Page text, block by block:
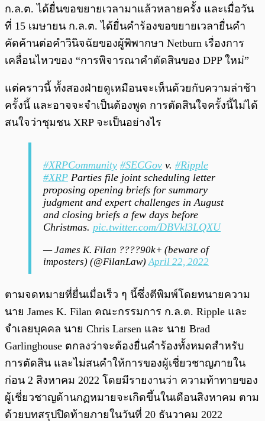
ก.ล.ต. ได้ยื่นขอขยายเวลามาแล้วหลายครั้ง และเมื่อวัน
ที่ 15 เมษายน ก.ล.ต. ได้ยื่นคำร้องขอขยายเวลายื่นคำ
คัดค้านต่อคำวินิจฉัยของผู้พิพากษา Netburn เรื่องการ
เคลื่อนไหวของ “การพิจารณาคำตัดสินของ DPP ใหม่”
แต่คราวนี้ ทั้งสองฝ่ายดูเหมือนจะเห็นด้วยกับความล่าช้า
ครั้งนี้ และอาจจะจำเป็นต้องพูด การตัดสินใจครั้งนี้ไม่ได้
สนใจว่าชุมชน XRP จะเป็นอย่างไร
#XRPCommunity #SECGov v. #Ripple
#XRP Parties file joint scheduling letter
proposing opening briefs for summary
judgment and expert challenges in August
and closing briefs a few days before
Christmas. pic.twitter.com/DBVkl3LQXU
— James K. Filan ????90k+ (beware of
imposters) (@FilanLaw)April 22, 2022
ตามจดหมายที่ยื่นเมื่อเร็ว ๆ นี้ซึ่งตีพิมพ์โดยทนายความ
นาย James K. Filan คณะกรรมการ ก.ล.ต. Ripple และ
จำเลยบุคคล นาย Chris Larsen และ นาย Brad
Garlinghouse ตกลงว่าจะต้องยื่นคำร้องทั้งหมดสำหรับ
การตัดสิน และไม่สนคำให้การของผู้เชี่ยวชาญภายใน
ก่อน 2 สิงหาคม 2022 โดยมีรายงานว่า ความท้าทายของ
ผู้เชี่ยวชาญด้านกฏหมายจะเกิดขึ้นในเดือนสิงหาคม ตาม
ด้วยบทสรุปปิดท้ายภายในวันที่ 20 ธันวาคม 2022